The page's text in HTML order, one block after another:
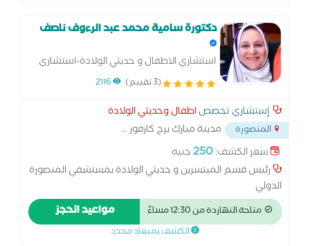
دكتورة سامية محمد عبد الرءوف ناصف
استشاري الاطفال و حديثي الولادة-استشاري
الرضاعة الطبيعية
(3 تقييم) 2116
إستشاري تخصصاطفال وحديثي الولادة
المنصورة مدينة مبارك برج كارفور...
سعر الكشف:250جنيه
رئيس قسم المبتسرين و حديثي الولادة بمستشفي المنصورة
الدولي
متاحة النهاردة من 12:30 مساءً مواعيد الحجز
الكشف بميعاد محدد